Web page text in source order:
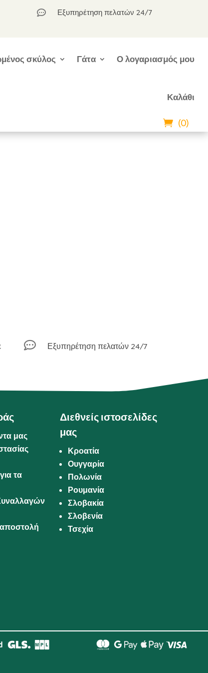
 Εξυπηρέτηση πελατών 24/7
σκύλος Γάτα Ο λογαριασμός μου
Καλάθι
(0)
 Εξυπηρέτηση πελατών 24/7
μας
τα
Διεθνείς ιστοσελίδες
μας
Κροατία
Ουγγαρία
Πολωνία
Ρουμανία
Σλοβακία
Σλοβενία
Τσεχία